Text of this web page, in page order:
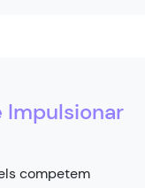
Impulsionar
competem